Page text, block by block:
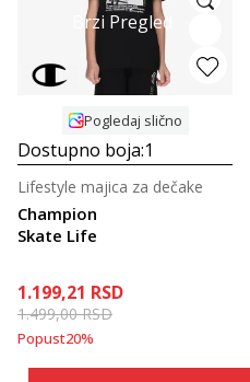
Brzi Pregled
Pogledaj slično
Dostupno boja:1
Champion
Skate Life
Lifestyle majica za dečake
1.199,21 RSD
1.499,00RSD
Popust20%